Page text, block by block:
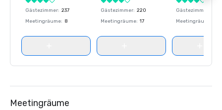
Gästezimmer: 237
Meetingräume: 8
Gästezimmer: 220
Meetingräume: 17
Gästezimmer
Meetingräume
Meetingräume